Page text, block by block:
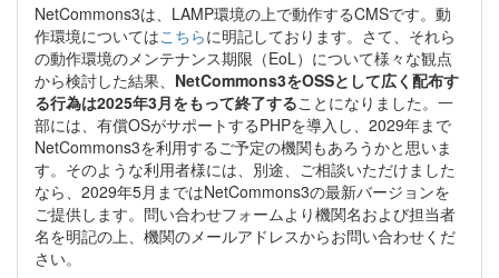
NetCommons3は、LAMP環境の上で動作するCMSです。動
作環境についてはこちらに明記しております。さて、それら
の動作環境のメンテナンス期限（EoL）について様々な観点
から検討した結果、 NetCommons3をOSSとして広く配布す
る行為は2025年3月をもって終了することになりました。一
部には、有償OSがサポートするPHPを導入し、2029年まで
NetCommons3を利用するご予定の機関もあろうかと思いま
す。そのような利用者様には、別途、ご相談いただけました
なら、2029年5月まではNetCommons3の最新バージョンを
ご提供します。問い合わせフォームより機関名および担当者
名を明記の上、機関のメールアドレスからお問い合わせくだ
さい。